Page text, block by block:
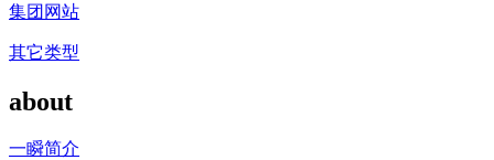
集团网站
其它类型
about
一瞬简介